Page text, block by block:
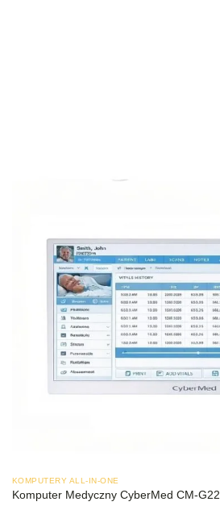
KOMPUTERY ALL-IN-ONE
Komputer Medyczny CyberMed CM-G22